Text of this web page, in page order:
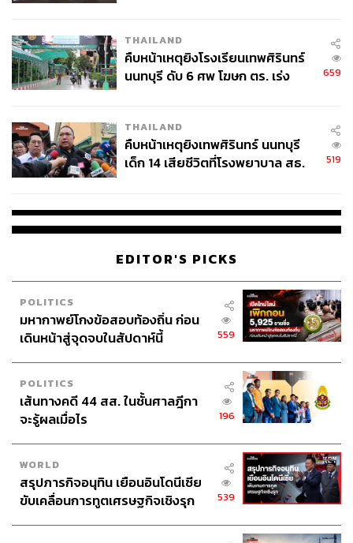
TAGS: รัฐสภา ฝ่ายค้าน
รัฐธรรมนูญ
สภาร่างรัฐธรรมนูญ
พรรคเพื่อไทย
มนพร เจริญศรี
สมาชิกสภาผู้แทนราษฎร (สส.)
การเมืองไทย
ศาลรัฐธรรมนูญ
THAILAND
คืบหน้าเหตุยิงโรงเรียนเทพศิรินทร์
นนทบุรี ดับ 6 ศพ โฆษก ตร. เร่ง
659
THAILAND
คืบหน้าเหตุยิงเทพศิรินทร์ นนทบุรี
เด็ก 14 เสียชีวิตที่โรงพยาบาล สธ.
519
EDITOR'S PICKS
POLITICS
มหากาพย์โกงข้อสอบท้องถิ่น ก่อน
เดินหน้าสู่จุดจบในสัปดาห์นี้
559
POLITICS
เส้นทางคดี 44 สส. ในชั้นศาลฎีกา
จะรู้ผลเมื่อไร
196
WORLD
สรุปภารกิจอนุทิน เยือนอินโดนีเซีย
ขับเคลื่อนการทูตเศรษฐกิจเชิงรุก
539